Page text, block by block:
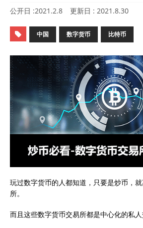
公开日 :2021.2.8 更新日 : 2021.8.30
中国 数字货币 比特币
玩过数字货币的人都知道，只要是炒币，
所。
而且这些数字货币交易所都是中心化的私人